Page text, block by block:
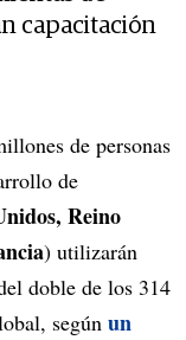
capacitación
de personas
de
Reino
) utilizarán
doble de los 314
según un